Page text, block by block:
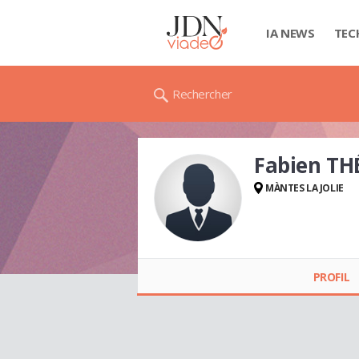
IA NEWS
Rechercher
Fabien
MÀNTES LA JOLIE
PROFIL